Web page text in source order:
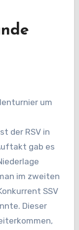
der RSV in
gab es
im zweiten
SSV
Dieser